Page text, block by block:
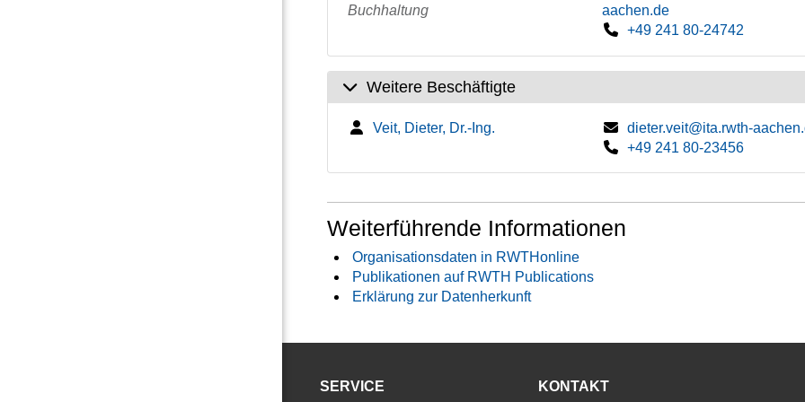
Buchhaltung
aachen.de
+49 241 80-24742
Weitere Beschäftigte
Veit, Dieter, Dr.-Ing.
dieter.veit@ita.rwth-
+49 241 80-23456
Weiterführende Informationen
Organisationsdaten in RWTHonline
Publikationen auf RWTH Publications
Erklärung zur Datenherkunft
SERVICE KONTAKT